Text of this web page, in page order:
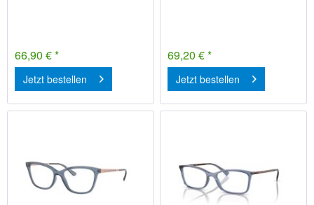
66,90 € *
Jetzt bestellen
69,20 € *
Jetzt bestellen